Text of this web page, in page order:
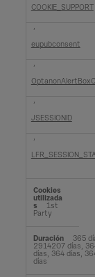
COOKIE_SUPPORT
,
eupubconsent
,
,
JSESSIONID
,
1st
Party
365
2914207 días,
días, 364 días,
días